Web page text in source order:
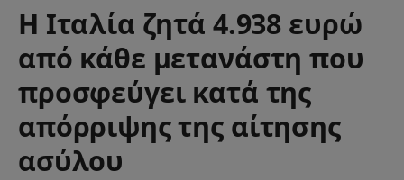
Η Ιταλία ζητά 4.938 ευρώ
από κάθε μετανάστη που
προσφεύγει κατά της
απόρριψης της αίτησης
ασύλου